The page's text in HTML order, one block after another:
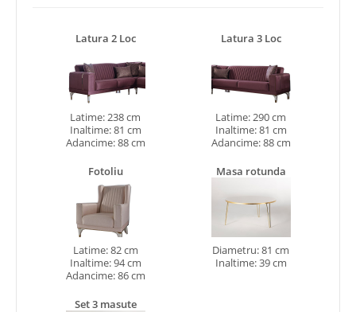
Latura 2 Loc
Latime: 238 cm
Inaltime: 81 cm
Adancime: 88 cm
Latura 3 Loc
Latime: 290 cm
Inaltime: 81 cm
Adancime: 88 cm
Fotoliu
Latime: 82 cm
Inaltime: 94 cm
Adancime: 86 cm
Masa rotunda
Diametru: 81 cm
Inaltime: 39 cm
Set 3 masute